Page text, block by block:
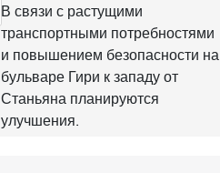
В связи с растущими
транспортными потребностями
и повышением безопасности на
бульваре Гири к западу от
Станьяна планируются
улучшения.